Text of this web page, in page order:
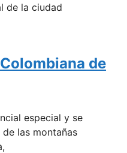
de la ciudad
de
especial y se
las montañas